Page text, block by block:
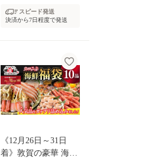
刺身 生 生食可 むき
フト 贈り物 プレゼン
ト】[024-a027_A(20)]
スピード発送
決済から7日程度で発送
《12月26日～31日
着》敦賀の豪華 海鮮